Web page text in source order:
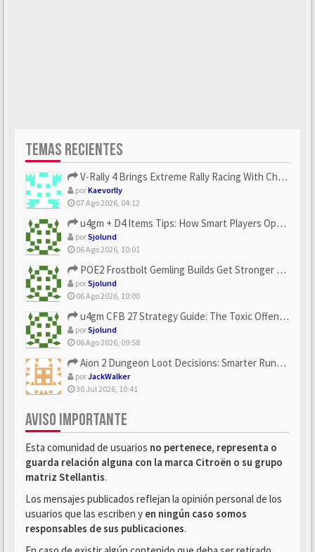
TEMAS RECIENTES
V-Rally 4 Brings Extreme Rally Racing With Challenging Track...
porKaevorlly
07 Ago 2026, 04:12
u4gm + D4 Items Tips: How Smart Players Optimize Gear, Build...
porSjolund
06 Ago 2026, 10:01
POE2 Frostbolt Gemling Builds Get Stronger With u4gm’s Ice C...
porSjolund
06 Ago 2026, 10:00
u4gm CFB 27 Strategy Guide: The Toxic Offensive Scheme Your ...
porSjolund
06 Ago 2026, 09:58
Aion 2 Dungeon Loot Decisions: Smarter Runs With U4N
porJackWalker
30 Jul 2026, 10:41
AVISO IMPORTANTE
Esta comunidad de usuarios no pertenece, representa o
guarda relación alguna con la marca Citroën o su grupo
matriz Stellantis.
Los mensajes publicados reflejan la opinión personal de los
usuarios que las escriben y en ningún caso somos
responsables de sus publicaciones.